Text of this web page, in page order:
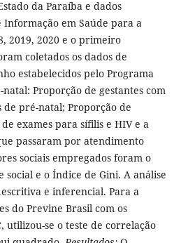
da Paraíba e dados
Informação em Saúde para a
2019, 2020 e o primeiro
coletados os dados de
estabelecidos pelo Programa
Proporção de gestantes com
de pré-natal; Proporção de
exames para sífilis e HIV e a
passaram por atendimento
sociais empregados foram o
e o Índice de Gini. A análise
e inferencial. Para a
do Previne Brasil com os
utilizou-se o teste de correlação